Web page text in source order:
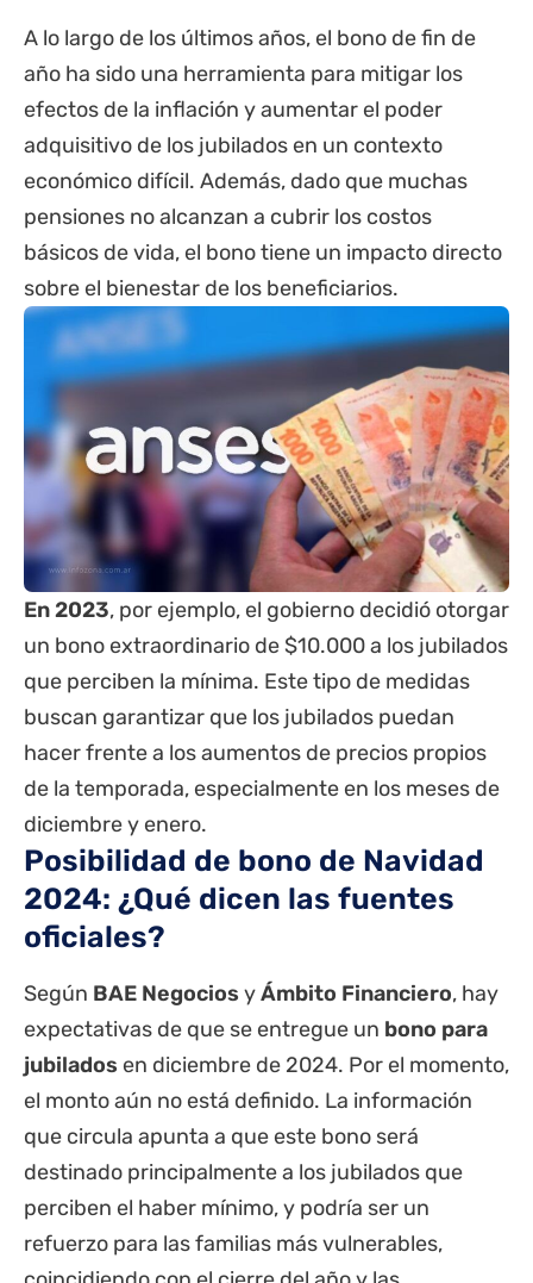
A lo largo de los últimos años, el bono de fin de
año ha sido una herramienta para mitigar los
efectos de la inflación y aumentar el poder
adquisitivo de los jubilados en un contexto
económico difícil. Además, dado que muchas
pensiones no alcanzan a cubrir los costos
básicos de vida, el bono tiene un impacto directo
sobre el bienestar de los beneficiarios.
En 2023, por ejemplo, el gobierno decidió otorgar
un bono extraordinario de $10.000 a los jubilados
que perciben la mínima. Este tipo de medidas
buscan garantizar que los jubilados puedan
hacer frente a los aumentos de precios propios
de la temporada, especialmente en los meses de
diciembre y enero.
Posibilidad de bono de Navidad
2024: ¿Qué dicen las fuentes
oficiales?
Según BAE Negocios yÁmbito Financiero, hay
expectativas de que se entregue un bono para
jubilados en diciembre de 2024. Por el momento,
el monto aún no está definido. La información
que circula apunta a que este bono será
destinado principalmente a los jubilados que
perciben el haber mínimo, y podría ser un
refuerzo para las familias más vulnerables,